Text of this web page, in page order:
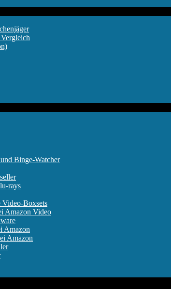
Binge-Watcher
rays
Video-Boxsets
Amazon Video
Amazon
Amazon